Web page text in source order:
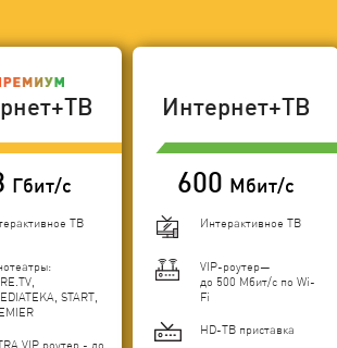
Гбит/с
ТВ
START,
VIP роутер - до
Интернет+ТВ
600 Мбит/с
Интерактивное ТВ
VIP-роутер—
до 500 Мбит/с по Wi-
Fi
HD-ТВ приставка